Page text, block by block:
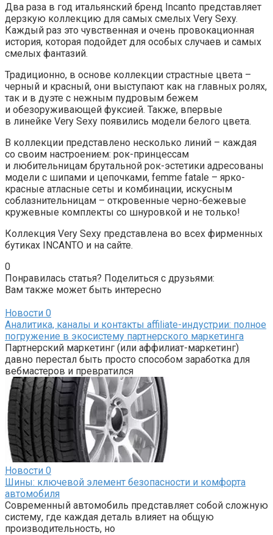
Два раза в год итальянский бренд Incanto представляет
дерзкую коллекцию для самых смелых Very Sexy.
Каждый раз это чувственная и очень провокационная
история, которая подойдет для особых случаев и самых
смелых фантазий.
Традиционно, в основе коллекции страстные цвета –
черный и красный, они выступают как на главных ролях,
так и в дуэте с нежным пудровым бежем
и обезоруживающей фуксией. Также, впервые
в линейке Very Sexy появились модели белого цвета.
В коллекции представлено несколько линий – каждая
со своим настроением: рок-принцессам
и любительницам брутальной рок-эстетики адресованы
модели с шипами и цепочками, femme fatale – ярко-
красные атласные сеты и комбинации, искусным
соблазнительницам – откровенные черно-бежевые
кружевные комплекты со шнуровкой и не только!
Коллекция Very Sexy представлена во всех фирменных
бутиках INCANTO и на сайте.
0
Понравилась статья? Поделиться с друзьями:
Вам также может быть интересно
Новости 0
Аналитика, каналы и контакты affiliate-индустрии: полное
погружение в экосистему партнерского маркетинга
Партнерский маркетинг (или аффилиат-маркетинг)
давно перестал быть просто способом заработка для
вебмастеров и превратился
Новости 0
Шины: ключевой элемент безопасности и комфорта
автомобиля
Современный автомобиль представляет собой сложную
систему, где каждая деталь влияет на общую
производительность, но